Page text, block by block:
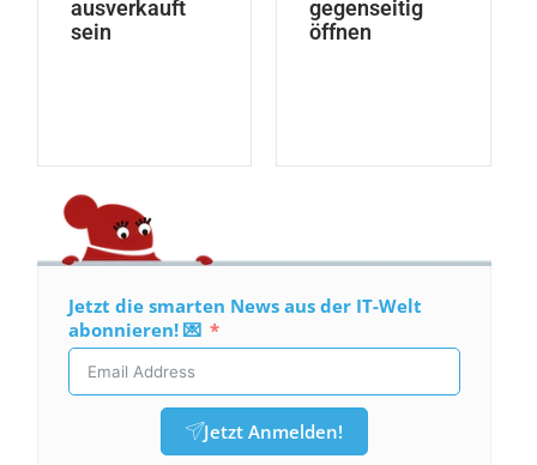
ausverkauft
sein
gegenseitig
öffnen
Jetzt die smarten News aus der IT-Welt
abonnieren! 💌
Jetzt Anmelden!